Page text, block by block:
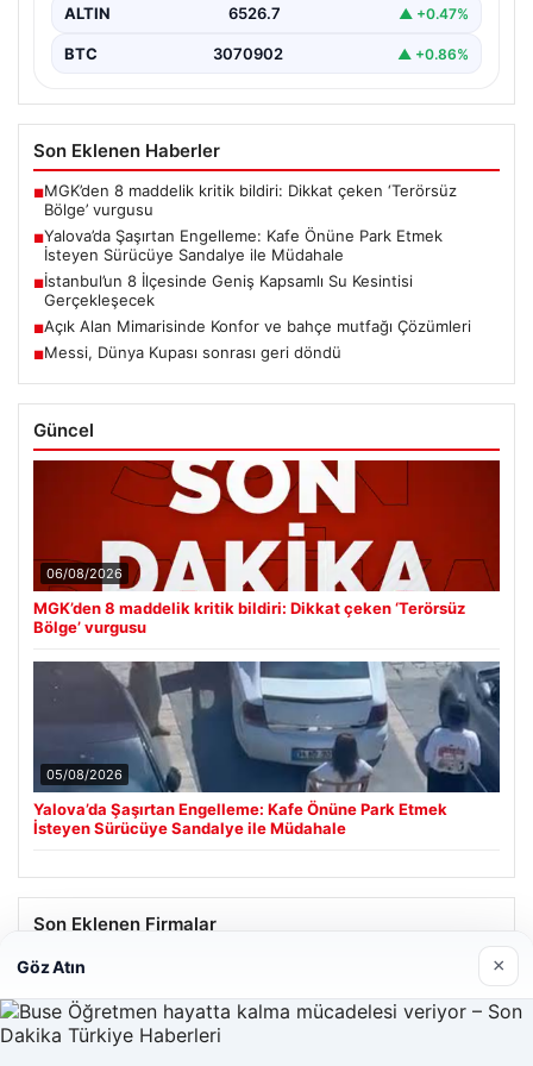
ALTIN 6526.7 ▲ +0.47%
BTC 3070902 ▲ +0.86%
Son Eklenen Haberler
■MGK’den 8 maddelik kritik bildiri: Dikkat çeken ‘Terörsüz
Bölge’ vurgusu
■Yalova’da Şaşırtan Engelleme: Kafe Önüne Park Etmek
İsteyen Sürücüye Sandalye ile Müdahale
■İstanbul’un 8 İlçesinde Geniş Kapsamlı Su Kesintisi
Gerçekleşecek
■Açık Alan Mimarisinde Konfor ve bahçe mutfağı Çözümleri
■Messi, Dünya Kupası sonrası geri döndü
Güncel
06/08/2026
MGK’den 8 maddelik kritik bildiri: Dikkat çeken ‘Terörsüz
Bölge’ vurgusu
05/08/2026
Yalova’da Şaşırtan Engelleme: Kafe Önüne Park Etmek
İsteyen Sürücüye Sandalye ile Müdahale
Son Eklenen Firmalar
Göz Atın ×